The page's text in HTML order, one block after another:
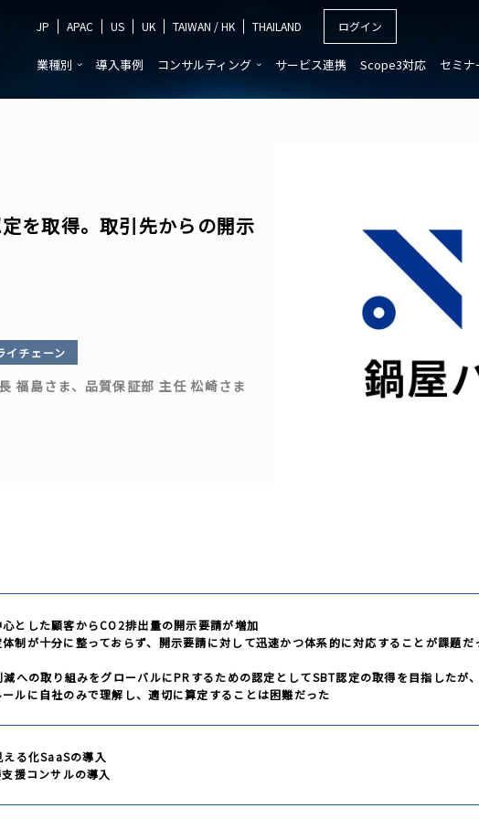
JP APAC US UK TAIWAN / HK THAILAND ログイン
業種別
電子機器
導入事例 コンサルティング
イニシアチブ対応
SBT
SSBJ
その他
サービス連携 Scope3対応 セミナ
を取得。取引先からの開示
イチェーン
福島さま、品質保証部 主任 松崎さま
心とした顧客からCO2排出量の開示要請が増加
体制が十分に整っておらず、開示要請に対して迅速かつ体系的に対応することが課題だ
減への取り組みをグローバルにPRするための認定としてSBT認定の取得を目指したが
ルに自社のみで理解し、適切に算定することは困難だった
える化SaaSの導入
援コンサルの導入